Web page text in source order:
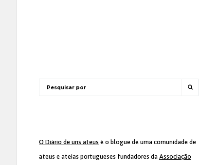
O Diário de uns ateus é o blogue de uma comunidade de
ateus e ateias portugueses fundadores da Associação